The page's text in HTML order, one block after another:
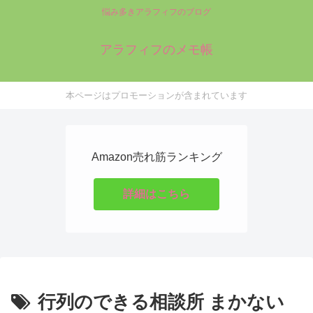
悩み多きアラフィフのブログ
アラフィフのメモ帳
本ページはプロモーションが含まれています
Amazon売れ筋ランキング
詳細はこちら
行列のできる相談所 まかない